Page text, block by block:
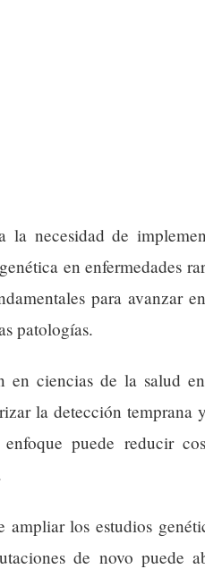
necesidad de
en enfermedades
para avanzar
patologías.
en ciencias de la salud
la detección temprana
puede reducir
los estudios
de novo puede